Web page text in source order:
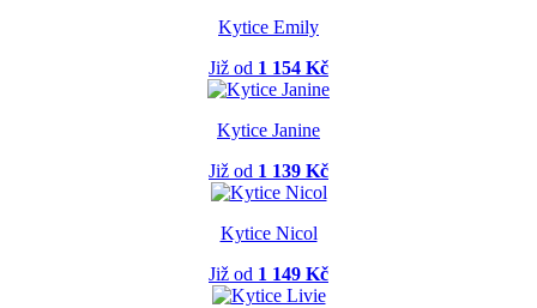
Kytice Emily
Již od 1 154 Kč
Kytice Janine
Již od 1 139 Kč
Kytice Nicol
Již od 1 149 Kč